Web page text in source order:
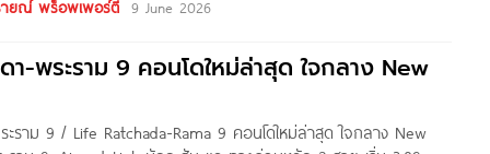
น!! 🚇 เพียง 40
ายณ์ พร็อพเพอร์ตี้ 9 June 2026
า-พระราม 9 คอนโดใหม่ล่าสุด ใจกลาง New
ราม 9 / Life Ratchada-Rama 9 คอนโดใหม่ล่าสุด ใจกลาง New